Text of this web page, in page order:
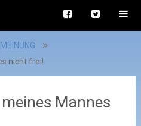
MEINUNG
nicht frei!
Mannes